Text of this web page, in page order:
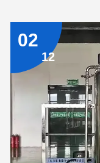
sous pression, un
sable, un filtre à
02
12